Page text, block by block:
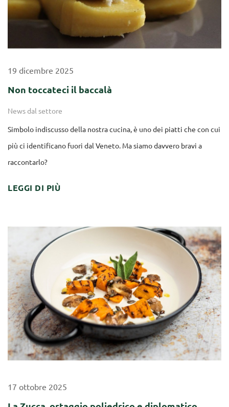
19 dicembre 2025
Non toccateci il baccalà
News dal settore
Simbolo indiscusso della nostra cucina, è uno dei piatti che con cui
più ci identificano fuori dal Veneto. Ma siamo davvero bravi a
raccontarlo?
LEGGI DI PIÙ
17 ottobre 2025